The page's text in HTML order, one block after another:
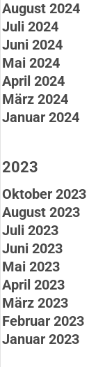
August 2024
Juli 2024
Juni 2024
Mai 2024
April 2024
März 2024
Januar 2024
2023
Oktober 2023
August 2023
Juli 2023
Juni 2023
Mai 2023
April 2023
März 2023
Februar 2023
Januar 2023